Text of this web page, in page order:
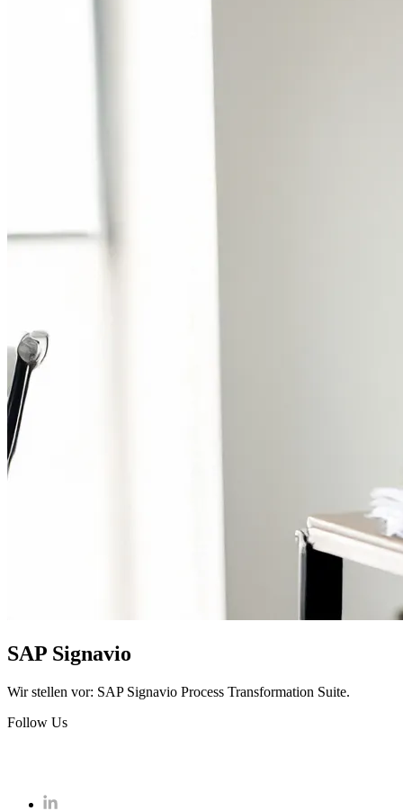
SAP Signavio
Wir stellen vor: SAP Signavio Process Transformation Suite.
Follow Us